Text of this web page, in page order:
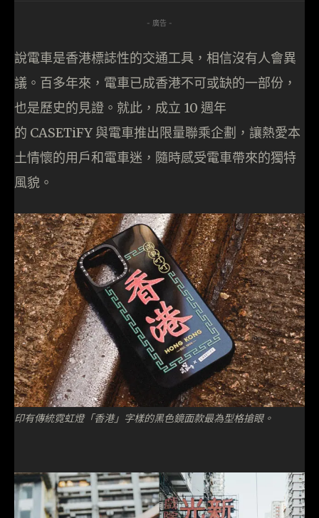
- 廣告 -
說電車是香港標誌性的交通工具，相信沒有人會異
議。百多年來，電車已成香港不可或缺的一部份，
也是歷史的見證。就此，成立 10 週年
的 CASETiFY 與電車推出限量聯乘企劃，讓熱愛本
土情懷的用戶和電車迷，隨時感受電車帶來的獨特
風貌。
印有傳統霓虹燈「香港」字樣的黑色鏡面款最為型格搶眼。